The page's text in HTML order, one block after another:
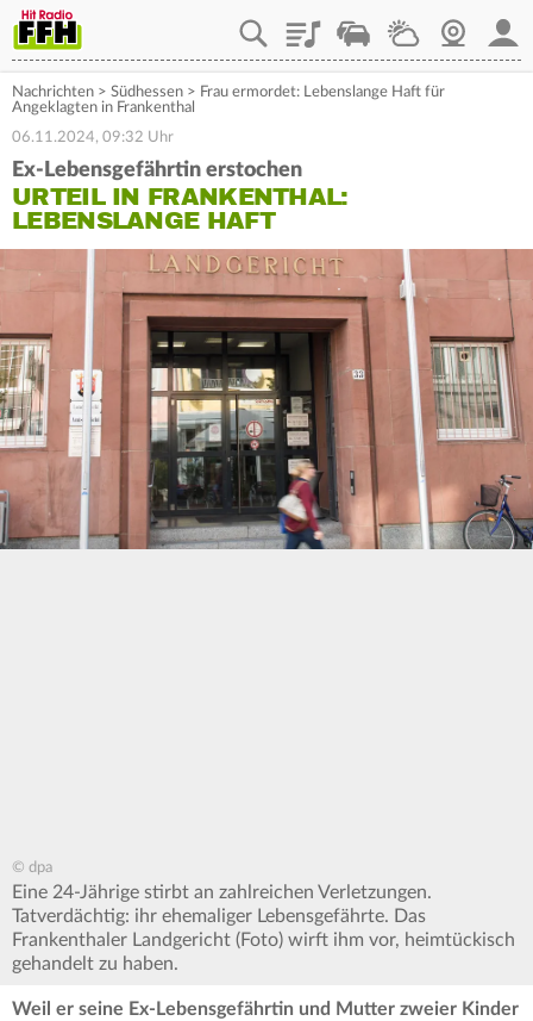
PlaylistStaupilotWetterWebcam
Nachrichten > Südhessen > Frau ermordet: Lebenslange Haft für
Angeklagten in Frankenthal
06.11.2024, 09:32 Uhr
Ex-Lebensgefährtin erstochen
URTEIL IN FRANKENTHAL:
LEBENSLANGE HAFT
© dpa
Eine 24-Jährige stirbt an zahlreichen Verletzungen.
Tatverdächtig: ihr ehemaliger Lebensgefährte. Das
Frankenthaler Landgericht (Foto) wirft ihm vor, heimtückisch
gehandelt zu haben.
Weil er seine Ex-Lebensgefährtin und Mutter zweier Kinder